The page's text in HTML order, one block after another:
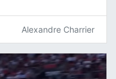
Alexandre Charrier